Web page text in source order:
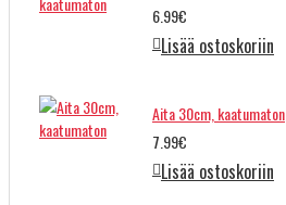
6.99€
Lisää ostoskoriin
Aita 30cm, kaatumaton
7.99€
Lisää ostoskoriin